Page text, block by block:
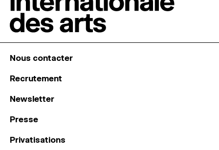
Nous contacter
Recrutement
Newsletter
Presse
Privatisations